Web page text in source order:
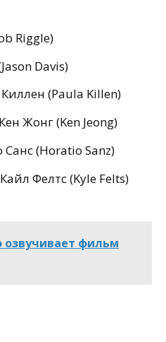
Riggle)
Davis)
(Paula Killen)
Жонг (Ken Jeong)
(Horatio Sanz)
Фелтс (Kyle Felts)
озвучивает фильм